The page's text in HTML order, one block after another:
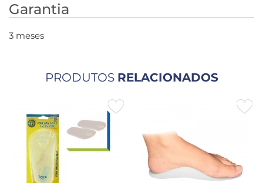
Garantia
3 meses
PRODUTOS RELACIONADOS